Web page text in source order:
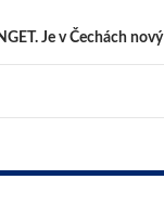
Je v Čechách nový